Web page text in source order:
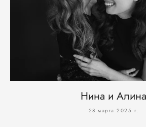
Нина и Алина
28 марта 2025 г.